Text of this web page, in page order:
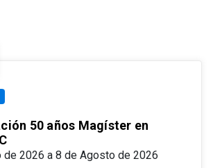
50 años Magíster en
de 2026 a 8 de Agosto de 2026